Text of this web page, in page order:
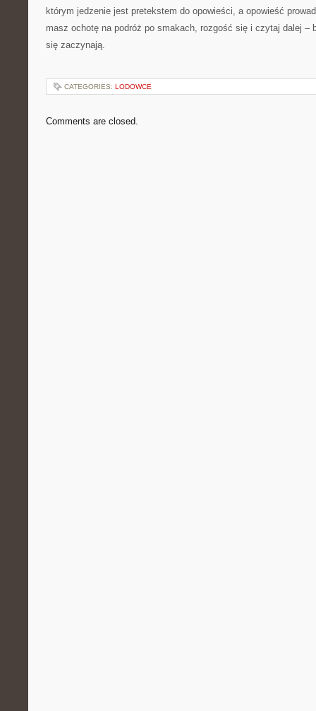
którym jedzenie jest pretekstem do opowieści, a opowieść
masz ochotę na podróż po smakach, rozgość się i czytaj dalej –
się zaczynają.
CATEGORIES: LODOWCE
Comments are closed.